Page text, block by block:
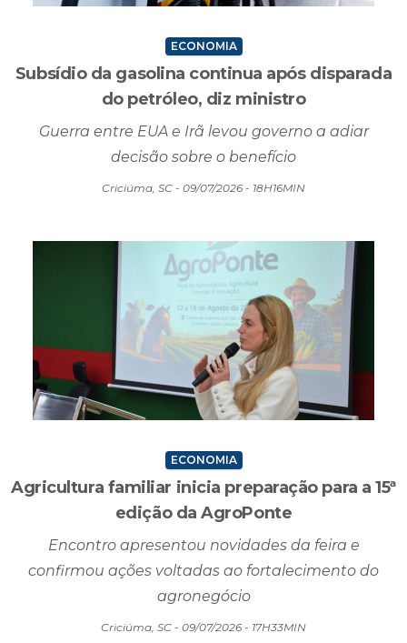
ECONOMIA
Subsídio da gasolina continua após disparada
do petróleo, diz ministro
Guerra entre EUA e Irã levou governo a adiar
decisão sobre o benefício
Criciúma, SC - 09/07/2026 - 18H16MIN
ECONOMIA
Agricultura familiar inicia preparação para a 15ª
edição da AgroPonte
Encontro apresentou novidades da feira e
confirmou ações voltadas ao fortalecimento do
agronegócio
Criciúma, SC - 09/07/2026 - 17H33MIN